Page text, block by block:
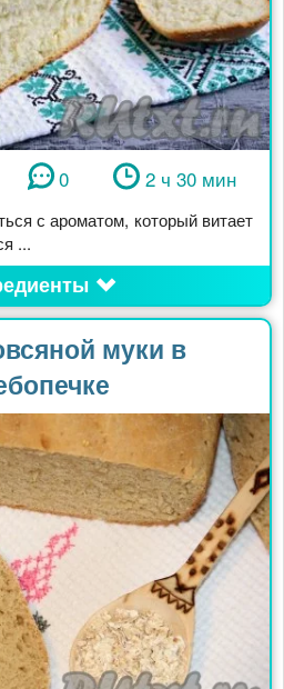
0 2 ч 30 мин
с ароматом, который витает
...
муки в